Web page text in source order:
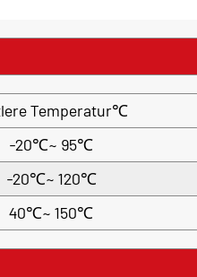
Temperatur℃
-20℃~ 95℃
-20℃~ 120℃
40℃~ 150℃